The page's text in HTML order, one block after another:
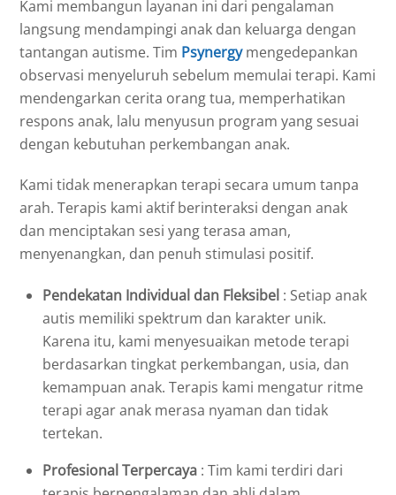
Kami membangun layanan ini dari pengalaman
langsung mendampingi anak dan keluarga dengan
tantangan autisme. Tim Psynergymengedepankan
observasi menyeluruh sebelum memulai terapi. Kami
mendengarkan cerita orang tua, memperhatikan
respons anak, lalu menyusun program yang sesuai
dengan kebutuhan perkembangan anak.
Kami tidak menerapkan terapi secara umum tanpa
arah. Terapis kami aktif berinteraksi dengan anak
dan menciptakan sesi yang terasa aman,
menyenangkan, dan penuh stimulasi positif.
Pendekatan Individual dan Fleksibel : Setiap anak
autis memiliki spektrum dan karakter unik.
Karena itu, kami menyesuaikan metode terapi
berdasarkan tingkat perkembangan, usia, dan
kemampuan anak. Terapis kami mengatur ritme
terapi agar anak merasa nyaman dan tidak
tertekan.
Profesional Terpercaya : Tim kami terdiri dari